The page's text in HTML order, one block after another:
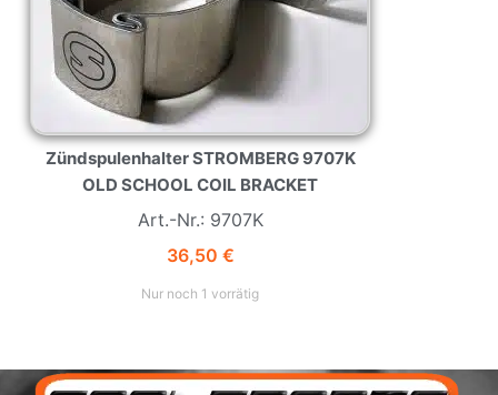
Zündspulenhalter STROMBERG 9707K
OLD SCHOOL COIL BRACKET
Art.-Nr.: 9707K
36,50 €
Nur noch 1 vorrätig